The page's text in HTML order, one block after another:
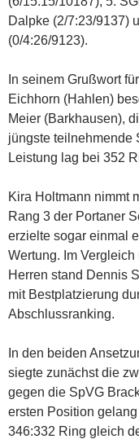
Dalpke (2/7:23/9137)
(0/4:26/9123).
In seinem Grußwort
Eichhorn (Hahlen)
Meier (Barkhausen),
jüngste teilnehmende
Leistung lag bei 352
Kira Holtmann nimmt
Rang 3 der Portaner
erzielte sogar einmal
Wertung. Im
Herren stand Dennis
mit Bestplatzierung
Abschlussranking.
In den beiden
siegte zunächst die
gegen die SpVG
ersten Position
346:332 Ring gleich